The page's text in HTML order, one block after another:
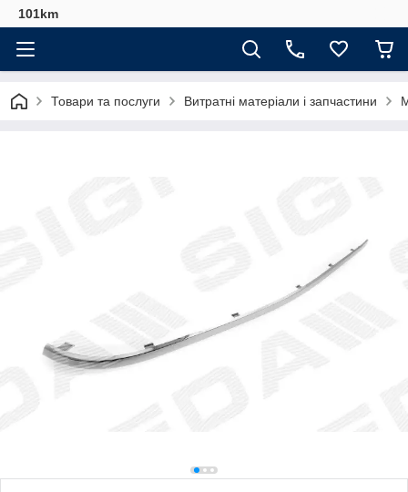
101km
Товари та послуги Витратні матеріали і запчастини